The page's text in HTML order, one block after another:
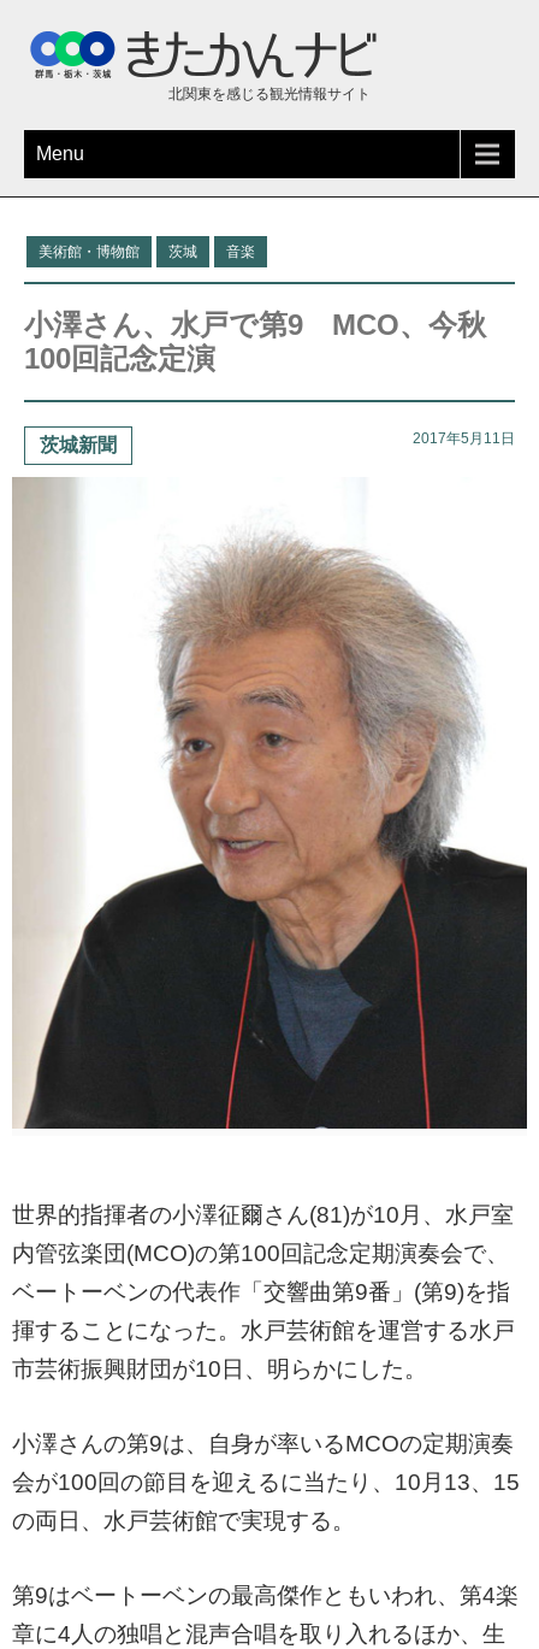
北関東を感じる観光情報サイト
Menu
美術館・博物館 茨城 音楽
小澤さん、水戸で第9 MCO、今秋
100回記念定演
茨城新聞 2017年5月11日
世界的指揮者の小澤征爾さん(81)が10月、水戸室
内管弦楽団(MCO)の第100回記念定期演奏会で、
ベートーベンの代表作「交響曲第9番」(第9)を指
揮することになった。水戸芸術館を運営する水戸
市芸術振興財団が10日、明らかにした。
小澤さんの第9は、自身が率いるMCOの定期演奏
会が100回の節目を迎えるに当たり、10月13、15
の両日、水戸芸術館で実現する。
第9はベートーベンの最高傑作ともいわれ、第4楽
章に4人の独唱と混声合唱を取り入れるほか、生